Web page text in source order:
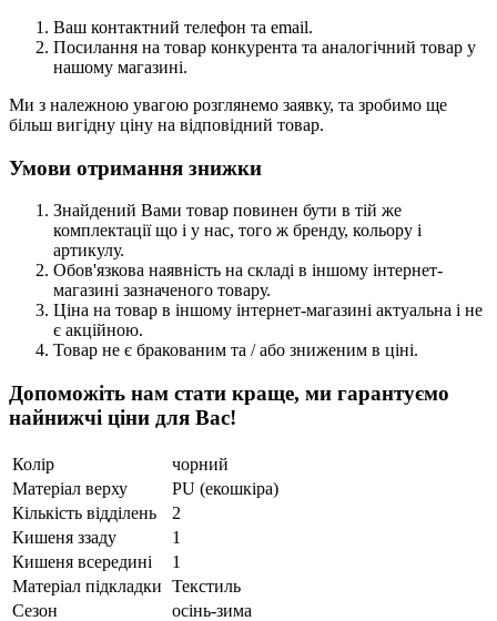
Ваш контактний телефон та email.
Посилання на товар конкурента та аналогічний товар у
нашому магазині.
Ми з належною увагою розглянемо заявку, та зробимо ще
більш вигідну ціну на відповідний товар.
Умови отримання знижки
Знайдений Вами товар повинен бути в тій же
комплектації що і у нас, того ж бренду, кольору і
артикулу.
Обов'язкова наявність на складі в іншому інтернет-
магазині зазначеного товару.
Ціна на товар в іншому інтернет-магазині актуальна і не
є акційною.
Товар не є бракованим та / або зниженим в ціні.
Допоможіть нам стати краще, ми гарантуємо
найнижчі ціни для Вас!
Колір
чорний
Матеріал верху
PU (екошкіра)
Кількість відділень
2
Кишеня ззаду
1
Кишеня всередині
1
Матеріал підкладки Текстиль
Сезон
осінь-зима